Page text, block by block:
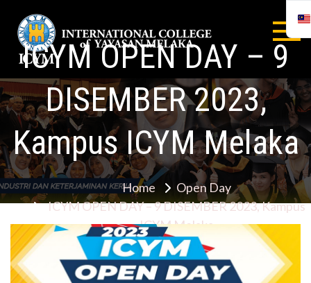
content
MELAYA
ICYM OPEN DAY – 9
DISEMBER 2023,
Kampus ICYM Melaka
Home
Open Day
ICYM OPEN DAY – 9 DISEMBER 2023, Kampus
ICYM Melaka